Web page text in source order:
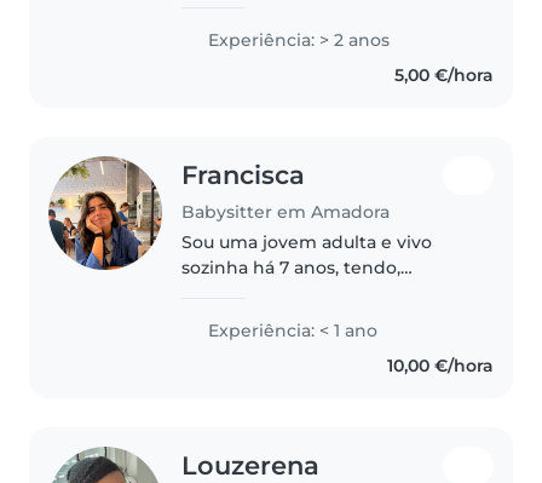
Experiência: > 2 anos
5,00 €/hora
Francisca
Babysitter em Amadora
Sou uma jovem adulta e vivo
sozinha há 7 anos, tendo,
que esteja relacionado com
tarefas domésticas. Fiz muitos
teatros para crianças, já fui
Experiência: < 1 ano
10,00 €/hora
Louzerena